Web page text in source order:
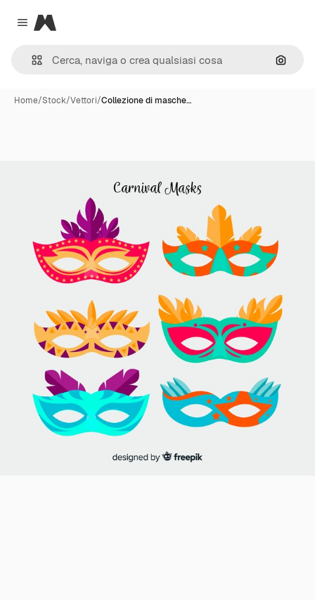
Close menu
Magnific
Cerca
Home/Stock/Vettori/Collezione di masche…